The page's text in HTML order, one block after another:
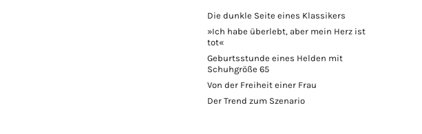
Die dunkle Seite eines Klassikers
»Ich habe überlebt, aber mein Herz ist
tot«
Geburtsstunde eines Helden mit
Schuhgröße 65
Von der Freiheit einer Frau
Der Trend zum Szenario